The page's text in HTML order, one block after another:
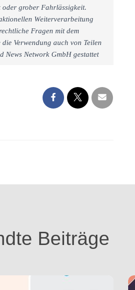
oder grober Fahrlässigkeit.
Weiterverarbeitung
Fragen mit dem
Verwendung auch von Teilen
News Network GmbH gestattet
Beiträge